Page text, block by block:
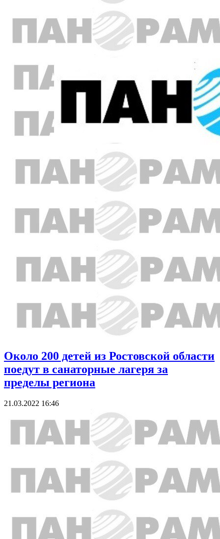
Около 200 детей из Ростовской области
поедут в санаторные лагеря за
пределы региона
21.03.2022 16:46